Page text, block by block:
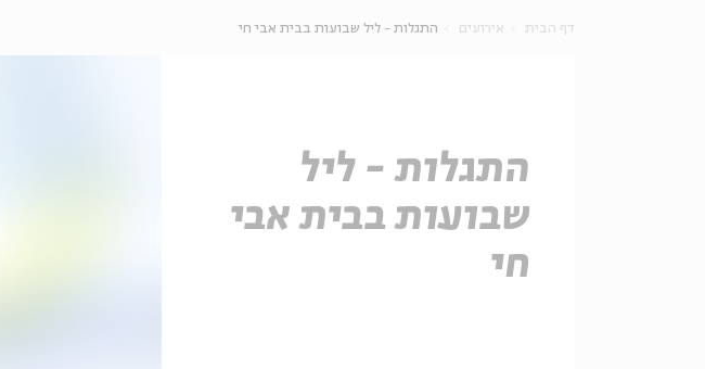
דף הבית אירועים התגלות - ליל שבועות בבית אבי חי
התגלות - ליל
שבועות בבית אבי
חי